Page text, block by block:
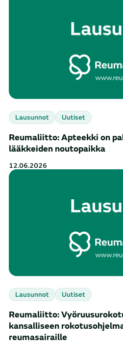
Lausunnot Uutiset
Reumaliitto: Apteekki on
lääkkeiden noutopaikka
12.06.2026
Lausunnot Uutiset
Reumaliitto:
kansalliseen
reumasairaille